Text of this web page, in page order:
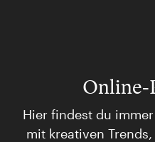
Online-
Hier findest du
mit kreativen